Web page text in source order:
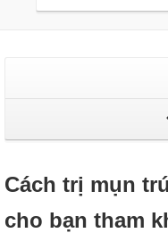
Cách trị mụn
cho bạn tham